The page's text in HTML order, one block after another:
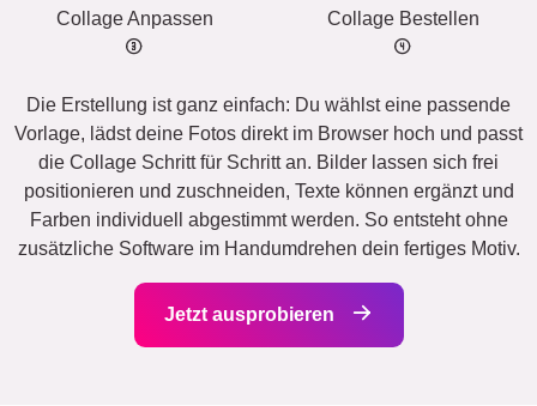
Collage Anpassen Collage Bestellen
Die Erstellung ist ganz einfach: Du wählst eine passende
Vorlage, lädst deine Fotos direkt im Browser hoch und passt
die Collage Schritt für Schritt an. Bilder lassen sich frei
positionieren und zuschneiden, Texte können ergänzt und
Farben individuell abgestimmt werden. So entsteht ohne
zusätzliche Software im Handumdrehen dein fertiges Motiv.
Jetzt ausprobieren